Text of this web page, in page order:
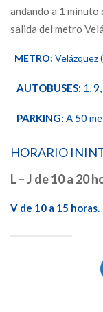
andando a 1 minuto
salida del metro
METRO: Velázquez
AUTOBUSES: 1,
PARKING: A 50
HORARIO
L – J de 10 a 20
V de 10 a 15 horas.